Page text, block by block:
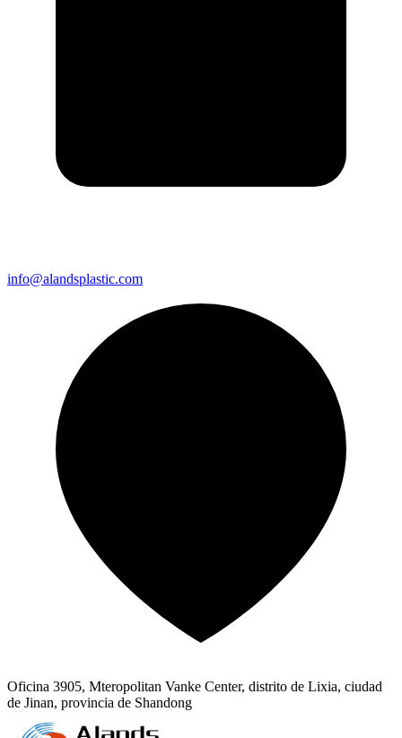
info@alandsplastic.com
Oficina 3905, Mteropolitan Vanke Center, distrito de Lixia, ciudad
de Jinan, provincia de Shandong